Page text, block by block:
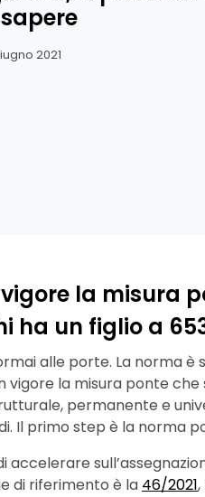
2021
la misura
ha un figlio a
alle porte. La norma è
vigore la misura ponte
permanente e
Il primo step è la norma
accelerare
di riferimento è la 46/2021